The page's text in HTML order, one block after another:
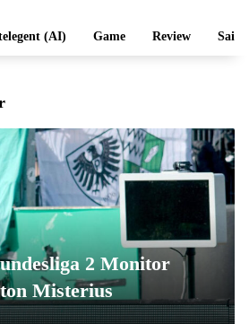
(AI) Game Review Sains
2 Monitor
Misterius